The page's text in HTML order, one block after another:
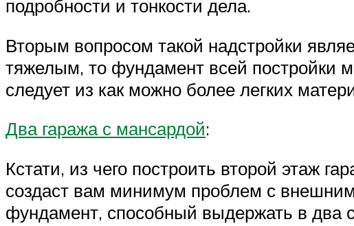
подробности и тонкости дела.
Вторым вопросом такой надстройки
тяжелым, то фундамент всей постройки
следует из как можно более легких
Два гаража с мансардой:
Кстати, из чего построить второй этаж
создаст вам минимум проблем с
фундамент, способный выдержать в